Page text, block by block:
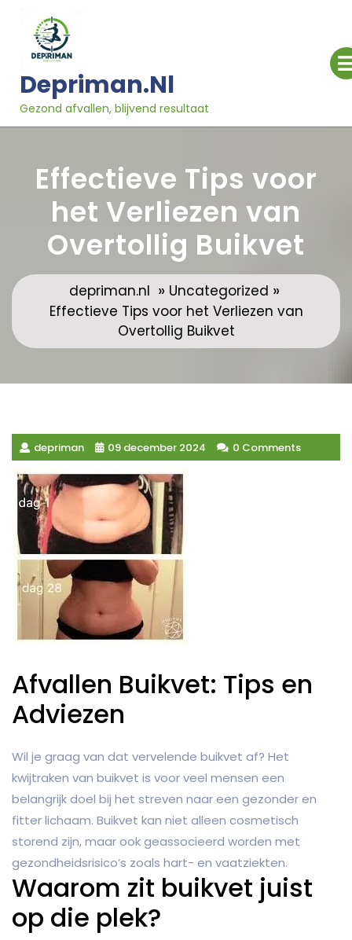
inhoud
Depriman.nl
Gezond afvallen, blijvend resultaat
Effectieve Tips voor
het Verliezen van
Overtollig Buikvet
depriman.nl » Uncategorized »
Effectieve Tips voor het Verliezen van
Overtollig Buikvet
depriman 09 december 2024 0 Comments
Afvallen Buikvet: Tips en
Adviezen
Wil je graag van dat vervelende buikvet af? Het
kwijtraken van buikvet is voor veel mensen een
belangrijk doel bij het streven naar een gezonder en
fitter lichaam. Buikvet kan niet alleen cosmetisch
storend zijn, maar ook geassocieerd worden met
gezondheidsrisico’s zoals hart- en vaatziekten.
Waarom zit buikvet juist
op die plek?